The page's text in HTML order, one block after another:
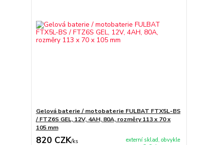
Gelová baterie / motobaterie FULBAT FTX5L-BS
/ FTZ6S GEL, 12V, 4AH, 80A, rozměry 113 x 70 x
105 mm
820 CZK/ks
externí sklad, obvykle